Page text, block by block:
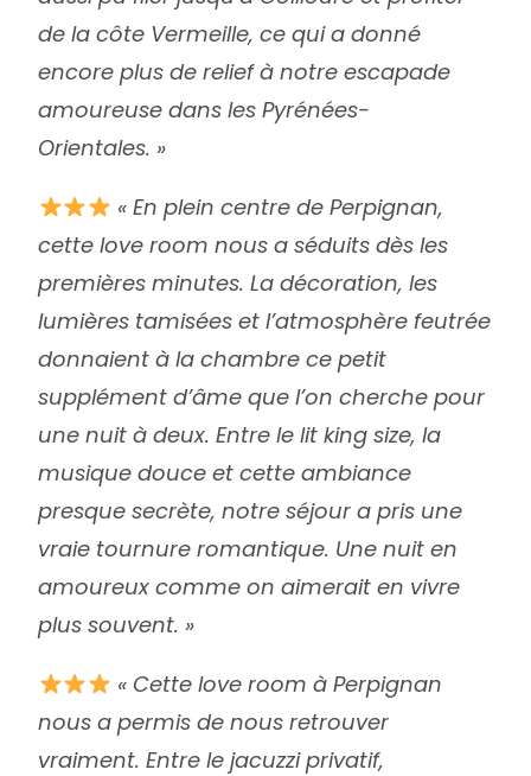
de la côte Vermeille, ce qui a donné
encore plus de relief à notre escapade
amoureuse dans les Pyrénées-
Orientales. »
« En plein centre de Perpignan,
cette love room nous a séduits dès les
premières minutes. La décoration, les
lumières tamisées et l’atmosphère feutrée
donnaient à la chambre ce petit
supplément d’âme que l’on cherche pour
une nuit à deux. Entre le lit king size, la
musique douce et cette ambiance
presque secrète, notre séjour a pris une
vraie tournure romantique. Une nuit en
amoureux comme on aimerait en vivre
plus souvent. »
« Cette love room à Perpignan
nous a permis de nous retrouver
vraiment. Entre le jacuzzi privatif,